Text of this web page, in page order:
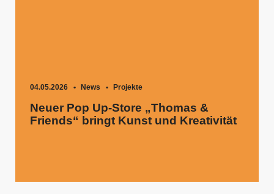
04.05.2026 News Projekte
Neuer Pop Up-Store „Thomas &
Friends“ bringt Kunst und Kreativität